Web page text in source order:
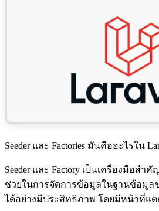
Seeder และ Factories มันคืออะไรใน
Seeder และ Factory เป็นเครื่องมือสำ
ช่วยในการจัดการข้อมูลในฐานข้อมู
ได้อย่างมีประสิทธิภาพ โดยมีหน้าที่แต